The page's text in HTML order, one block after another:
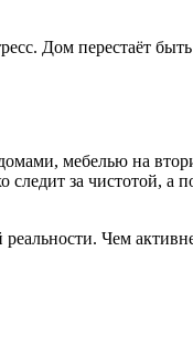
Дом перестаёт
мебелью на
за чистотой, а
Чем